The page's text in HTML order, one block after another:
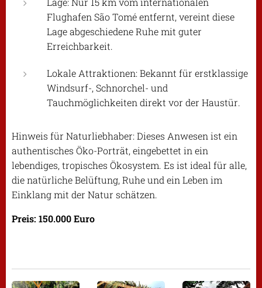
Flughafen São Tomé entfernt, vereint diese
Lage abgeschiedene Ruhe mit guter
Erreichbarkeit.
Lokale Attraktionen: Bekannt für erstklassige
Windsurf-, Schnorchel- und
Tauchmöglichkeiten direkt vor der Haustür.
Hinweis für Naturliebhaber: Dieses Anwesen ist ein
authentisches Öko-Porträt, eingebettet in ein
lebendiges, tropisches Ökosystem. Es ist ideal für alle,
die natürliche Belüftung, Ruhe und ein Leben im
Einklang mit der Natur schätzen.
Preis: 150.000 Euro